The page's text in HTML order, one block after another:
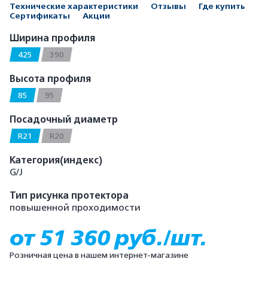
Технические характеристики Отзывы
Где купить
Сертификаты
Акции
Ширина профиля
425 390
Высота профиля
85 95
Посадочный диаметр
R21 R20
Категория(индекс)
G/J
Тип рисунка протектора
повышенной проходимости
от 51 360 руб./шт.
Розничная цена в нашем интернет-магазине